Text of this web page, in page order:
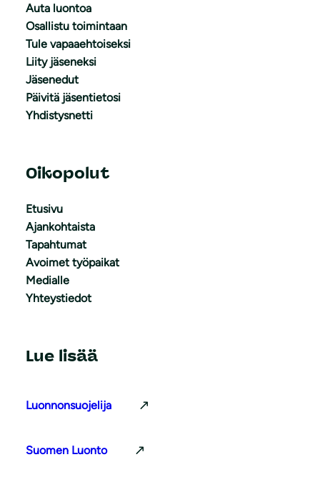
Auta luontoa
Osallistu toimintaan
Tule vapaaehtoiseksi
Liity jäseneksi
Jäsenedut
Päivitä jäsentietosi
Yhdistysnetti
Oikopolut
Etusivu
Ajankohtaista
Tapahtumat
Avoimet työpaikat
Medialle
Yhteystiedot
Lue lisää
Luonnonsuojelija
Suomen Luonto